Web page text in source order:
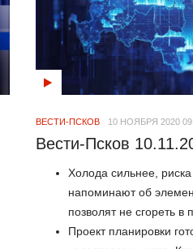
ВЕСТИ-ПСКОВ 10 НОЯБРЯ 2020
Вести-Псков
Холода сильнее,
напоминают об
позволят не сгореть в
Проект планировки